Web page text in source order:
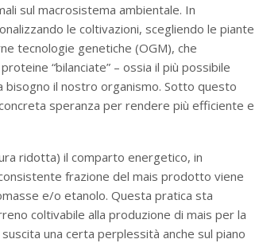
sul macrosistema ambientale. In
le coltivazioni, scegliendo le piante
tecnologie genetiche (OGM), che
“bilanciate” – ossia il più possibile
bisogno il nostro organismo. Sotto questo
speranza per rendere più efficiente e
ridotta) il comparto energetico, in
frazione del mais prodotto viene
e/o etanolo. Questa pratica sta
coltivabile alla produzione di mais per la
una certa perplessità anche sul piano